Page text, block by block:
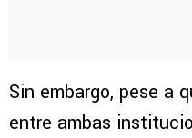
Sin embargo, pese a
entre ambas